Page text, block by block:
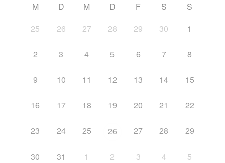
M D M D F S
S
25
26 27 28 29 30 1
2 3 4 5 6 7 8
9 10 11 12 13 14 15
16 17 18 19 20 21 22
23 24 25 26 27 28 29
30 31 1 2 3 4 5